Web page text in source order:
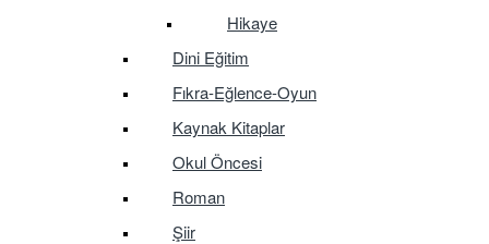
Hikaye
Dini Eğitim
Fıkra-Eğlence-Oyun
Kaynak Kitaplar
Okul Öncesi
Roman
Şiir